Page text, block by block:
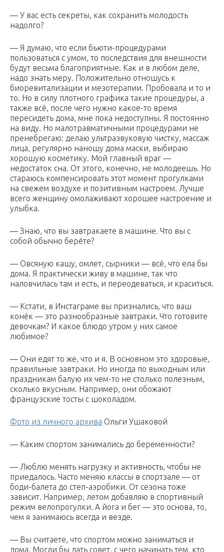
— У вас есть секреты, как сохранить молодость
надолго?
— Я думаю, что если бьюти-процедурами
пользоваться с умом, то последствия для внешности
будут весьма благоприятные. Как и в любом деле,
надо знать меру. Положительно отношусь к
биоревитализации и мезотерапии. Пробовала и то и
то. Но в силу плотного графика такие процедуры, а
также всё, после чего нужно какое-то время
пересидеть дома, мне пока недоступны. Я постоянно
на виду. Но малотравматичными процедурами не
пренебрегаю: делаю ультразвуковую чистку, массаж
лица, регулярно наношу дома маски, выбираю
хорошую косметику. Мой главный враг —
недостаток сна. От этого, конечно, не молодеешь. Но
стараюсь компенсировать этот момент прогулками
на свежем воздухе и позитивным настроем. Лучше
всего женщину омолаживают хорошее настроение и
улыбка.
— Знаю, что вы завтракаете в машине. Что вы с
собой обычно берёте?
— Овсяную кашу, омлет, сырники — всё, что ела бы
дома. Я практически живу в машине, так что
наловчилась там и есть, и переодеваться, и краситься.
— Кстати, в Инстаграме вы признались, что ваш
конёк — это разно­образные завтраки. Что готовите
девочкам? И какое блюдо утром у них самое
любимое?
— Они едят то же, что и я. В основном это здоровые,
правильные завтраки. Но иногда по выходным или
праздникам балую их чем-то не столько полезным,
сколько вкусным. Например, они обожают
французские тосты с шоколадом.
Фото из личного архива Ольги Ушаковой
— Каким спортом занимались до беременности?
— Люблю менять нагрузку и активность, чтобы не
приедалось. Часто меняю классы в спортзале — от
боди-балета до степ-аэробики. От сезона тоже
зависит. Например, летом добавляю в спортивный
режим велопрогулки. А йога и бег — это основа, то,
чем я занимаюсь всегда и везде.
— Вы считаете, что спортом можно заниматься и
дома. Могли бы дать совет, с чего начинать тем, кто